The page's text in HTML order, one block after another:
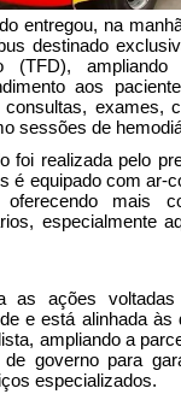
entregou, na
destinado
(TFD),
aos
exames,
sessões de
foi realizada pelo
é equipado com ar-
oferecendo mais
especialmente
as ações
e está alinhada às
ampliando a
governo para
especializados.